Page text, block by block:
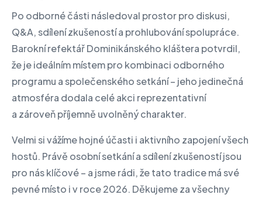
Po odborné části následoval prostor pro diskusi,
Q&A, sdílení zkušeností a prohlubování spolupráce.
Barokní refektář Dominikánského kláštera potvrdil,
že je ideálním místem pro kombinaci odborného
programu a společenského setkání – jeho jedinečná
atmosféra dodala celé akci reprezentativní
a zároveň příjemně uvolněný charakter.
Velmi si vážíme hojné účasti i aktivního zapojení všech
hostů. Právě osobní setkání a sdílení zkušeností jsou
pro nás klíčové – a jsme rádi, že tato tradice má své
pevné místo i v roce 2026. Děkujeme za všechny